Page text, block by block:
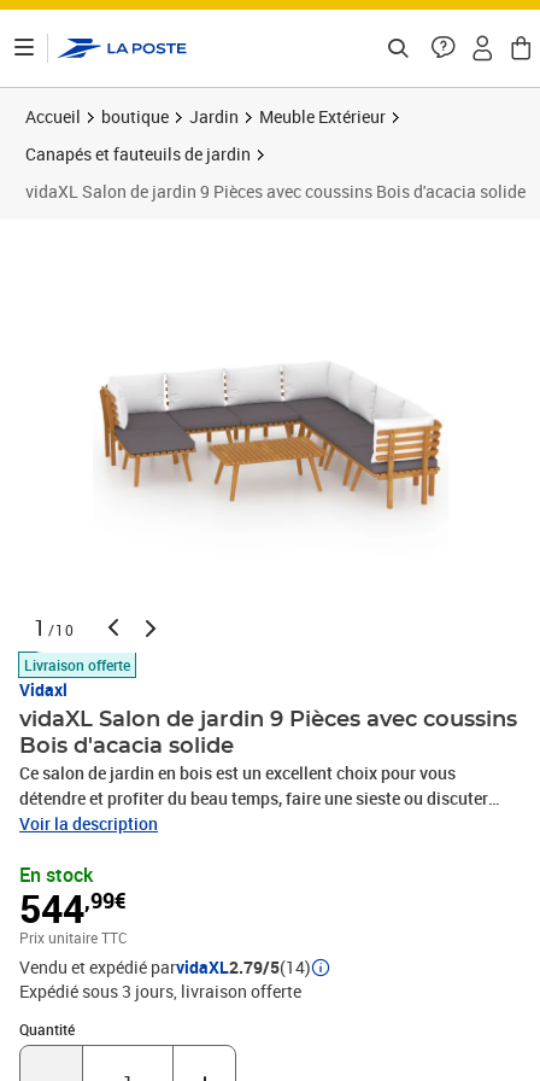
Accueil boutique Jardin
Meuble Extérieur
Canapés et fauteuils de jardin
vidaXL Salon de jardin 9 Pièces avec coussins Bois d'acacia solide
1 /10
Livraison offerte
Vidaxl
vidaXL Salon de jardin 9 Pièces avec coussins
Bois d'acacia solide
Ce salon de jardin en bois est un excellent choix pour vous
détendre et profiter du beau temps, faire une sieste ou discuter
avec votre famille ou vos amis. Avec un design à lattes intemporel,
à votre patio, terrasse ou jardin. Fabriqué en bois d'acacia massif,
l'ensemble de mobilier d'extérieur est résistant aux intempéries et
très durable. Combiné avec les coussins bien rembourrés, cet
ensemble de salon de jardin offre le plus grand confort. Vous
pouvez le combiner avec d'autres segments modulaires pour créer
vos propres configurations d'ensemble de salon de jardin !
Remarque : afin de prolonger la durée de vie des meubles
d'extérieur, nous vous recommandons de les protéger avec une
Voir la description
En stock
544,99€
Prix unitaire TTC
Vendu et expédié parvidaXL2.79/5(14)
Expédié sous 3 jours livraison offerte
Quantité
Quantité : 1